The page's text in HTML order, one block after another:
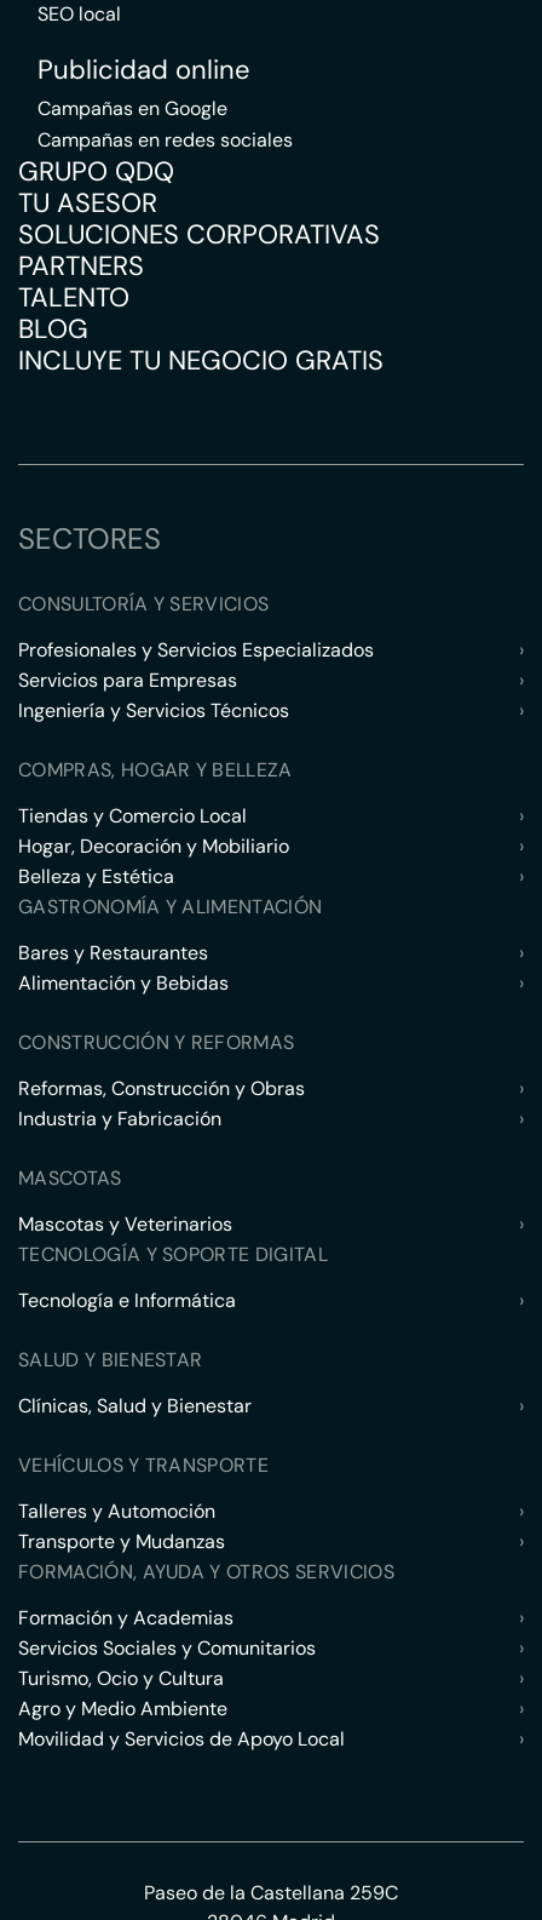
SEO local
Publicidad online
Campañas en Google
Campañas en redes sociales
GRUPO QDQ
TU ASESOR
SOLUCIONES CORPORATIVAS
PARTNERS
TALENTO
BLOG
INCLUYE TU NEGOCIO GRATIS
SECTORES
CONSULTORÍA Y SERVICIOS
Profesionales y Servicios Especializados
›
Servicios para Empresas
›
Ingeniería y Servicios Técnicos
›
COMPRAS, HOGAR Y BELLEZA
Tiendas y Comercio Local
›
Hogar, Decoración y Mobiliario
›
Belleza y Estética
›
GASTRONOMÍA Y ALIMENTACIÓN
Bares y Restaurantes
›
Alimentación y Bebidas
›
CONSTRUCCIÓN Y REFORMAS
Reformas, Construcción y Obras
›
Industria y Fabricación
›
MASCOTAS
Mascotas y Veterinarios
›
TECNOLOGÍA Y SOPORTE DIGITAL
Tecnología e Informática
›
SALUD Y BIENESTAR
Clínicas, Salud y Bienestar
›
VEHÍCULOS Y TRANSPORTE
Talleres y Automoción
›
Transporte y Mudanzas
›
FORMACIÓN, AYUDA Y OTROS SERVICIOS
Formación y Academias
›
Servicios Sociales y Comunitarios
›
Turismo, Ocio y Cultura
›
Agro y Medio Ambiente
›
Movilidad y Servicios de Apoyo Local
›
Paseo de la Castellana 259C